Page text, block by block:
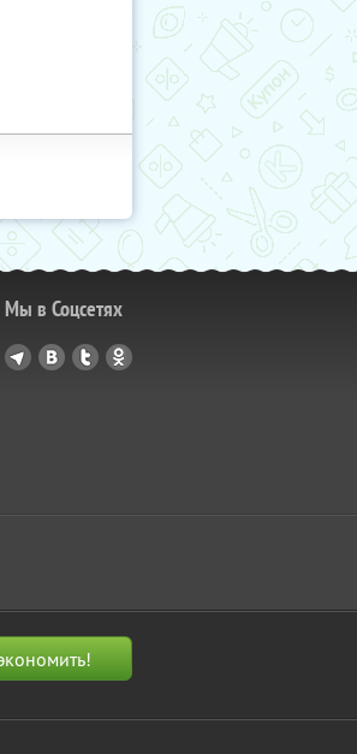
Мы в Соцсетях